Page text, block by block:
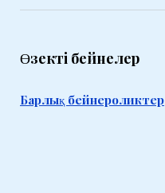
Өзекті бейнелер
Барлық бейнероликтер